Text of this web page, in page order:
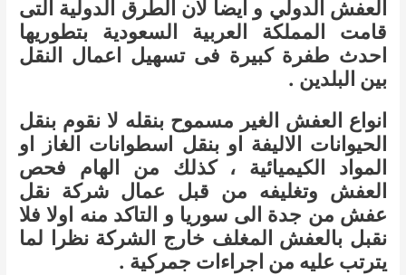
العفش الدولي و ايضا لان الطرق الدولية التى
قامت المملكة العربية السعودية بتطوريها
احدث طفرة كبيرة فى تسهيل اعمال النقل
بين البلدين .
انواع العفش الغير مسموح بنقله لا نقوم بنقل
الحيوانات الاليفة او بنقل اسطوانات الغاز او
المواد الكيميائية ، كذلك من الهام فحص
العفش وتغليفه من قبل عمال شركة نقل
عفش من جدة الى سوريا و التاكد منه اولا فلا
نقبل بالعفش المغلف خارج الشركة نظرا لما
يترتب عليه من اجراءات جمركية .